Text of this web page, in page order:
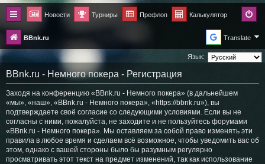
Новости Турниры Префлоп Калькулятор
BBnk.ru Translate
Язык:
BBnk.ru - Немного покера - Регистрация
Заходя на конференцию «BBnk.ru - Немного покера» (в дальнейшем
«мы», «наш», «BBnk.ru - Немного покера», «https://bbnk.ru»), вы
подтверждаете своё согласие со следующими условиями. Если вы не
согласны с ними, пожалуйста, не заходите и не пользуйтесь форумами
«BBnk.ru - Немного покера». Мы оставляем за собой право изменять эти
правила в любое время и сделаем всё возможное, чтобы уведомить вас об
этом, однако с вашей стороны было бы разумным регулярно
просматривать этот текст на предмет изменений, так как использование